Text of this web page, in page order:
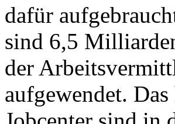
dafür
sind 6,5
der
aufgewendet.